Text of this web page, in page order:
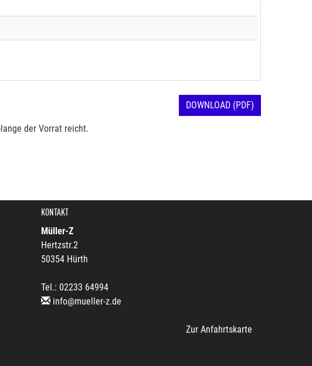
DOWNLOAD (PDF)
der Vorrat reicht.
KONTAKT
Müller-Z
Hertzstr.2
50354 Hürth
Tel.: 02233 64994
info@mueller-z.de
Zur Anfahrtskarte